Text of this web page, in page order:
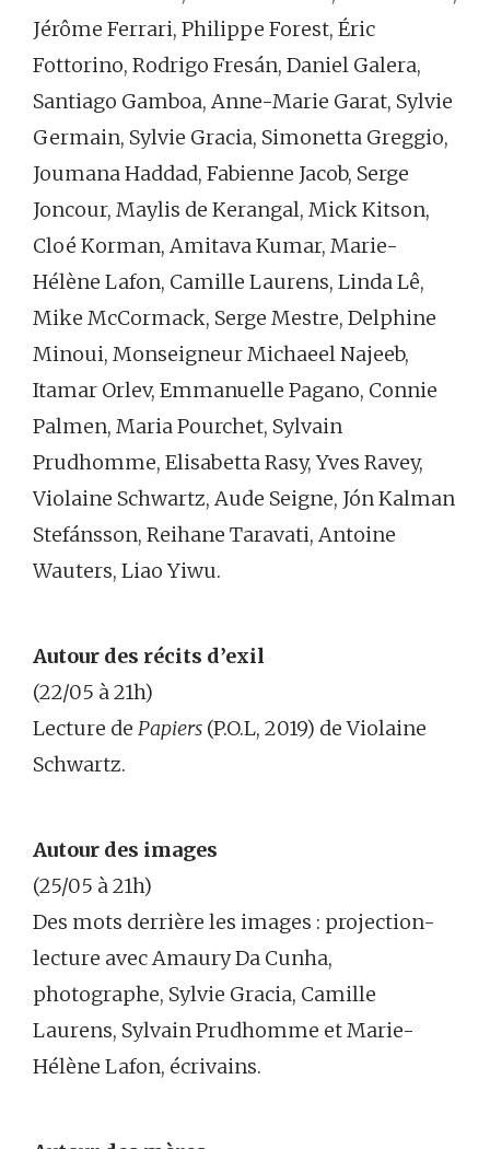
Jérôme Ferrari, Philippe Forest, Éric
Fottorino, Rodrigo Fresán, Daniel Galera,
Santiago Gamboa, Anne-Marie Garat, Sylvie
Germain, Sylvie Gracia, Simonetta Greggio,
Joumana Haddad, Fabienne Jacob, Serge
Joncour, Maylis de Kerangal, Mick Kitson,
Cloé Korman, Amitava Kumar, Marie-
Hélène Lafon, Camille Laurens, Linda Lê,
Mike McCormack, Serge Mestre, Delphine
Minoui, Monseigneur Michaeel Najeeb,
Itamar Orlev, Emmanuelle Pagano, Connie
Palmen, Maria Pourchet, Sylvain
Prudhomme, Elisabetta Rasy, Yves Ravey,
Violaine Schwartz, Aude Seigne, Jón Kalman
Stefánsson, Reihane Taravati, Antoine
Wauters, Liao Yiwu.
Autour des récits d’exil
(22/05 à 21h)
Lecture de Papiers (P.O.L, 2019) de Violaine
Schwartz.
Autour des images
(25/05 à 21h)
Des mots derrière les images : projection-
lecture avec Amaury Da Cunha,
photographe, Sylvie Gracia, Camille
Laurens, Sylvain Prudhomme et Marie-
Hélène Lafon, écrivains.